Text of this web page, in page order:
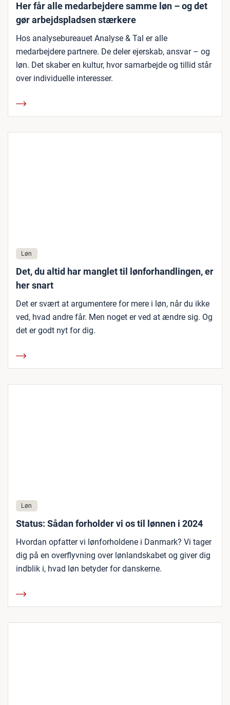
Her får alle medarbejdere samme løn – og det
gør arbejdspladsen stærkere
Hos analysebureauet Analyse & Tal er alle
medarbejdere partnere. De deler ejerskab, ansvar – og
løn. Det skaber en kultur, hvor samarbejde og tillid står
over individuelle interesser.
Løn
Det, du altid har manglet til lønforhandlingen, er
her snart
Det er svært at argumentere for mere i løn, når du ikke
ved, hvad andre får. Men noget er ved at ændre sig. Og
det er godt nyt for dig.
Løn
Status: Sådan forholder vi os til lønnen i 2024
Hvordan opfatter vi lønforholdene i Danmark? Vi tager
dig på en overflyvning over lønlandskabet og giver dig
indblik i, hvad løn betyder for danskerne.